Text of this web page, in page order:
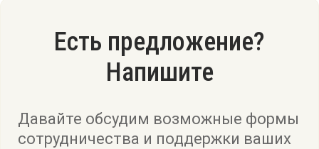
Есть предложение?
Напишите
Давайте обсудим возможные формы
сотрудничества и поддержки ваших